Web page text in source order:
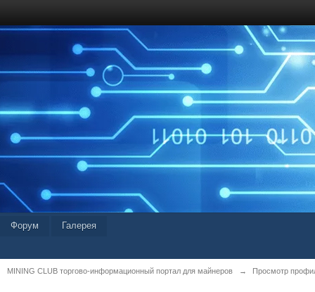
Форум Галерея
MINING CLUB торгово-информационный портал для майнеров → Просмотр